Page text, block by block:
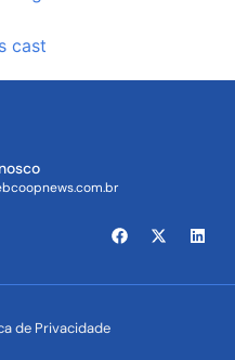
de Privacidade